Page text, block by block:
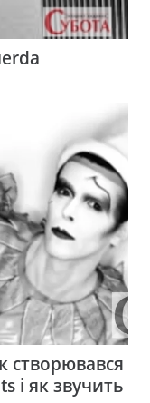
створювався
і як звучить